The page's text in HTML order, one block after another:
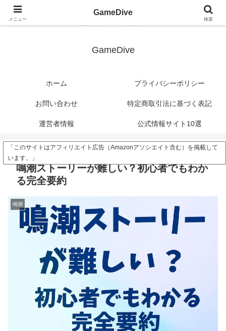
GameDive
ホーム プライバシーポリシー
お問い合わせ 特定商取引法に基づく表記
運営者情報 公式情報サイト10選
「このサイトはアフィリエイト広告（Amazonアソシエイト含む）を掲載して
います。」
鳴潮ストーリーが難しい？初心者でもわか
る完全要約
鳴潮
メニュー
GameDive
検索